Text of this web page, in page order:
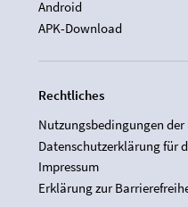
Android
APK-Download
Rechtliches
Nutzungsbedingungen der
Datenschutzerklärung für
Impressum
Erklärung zur